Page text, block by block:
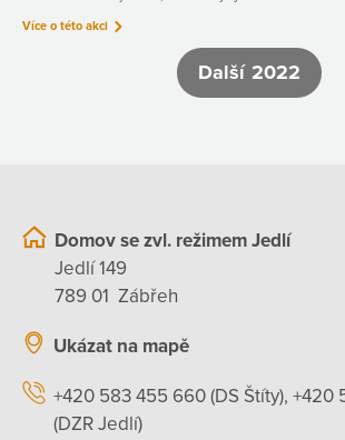
Více o této akci
Další 2022
Domov se zvl. režimem Jedlí
Jedlí 149
789 01 Zábřeh
Ukázat na mapě
+420 583 455 660 (DS Štíty), +420
(DZR Jedlí)